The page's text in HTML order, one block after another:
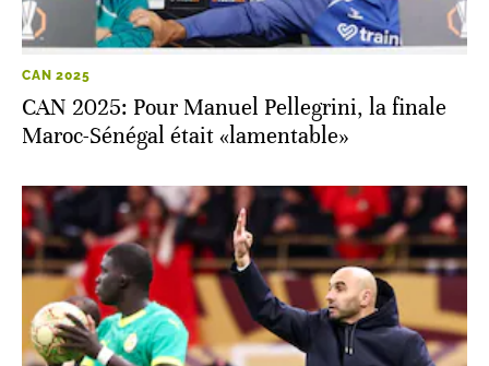
CAN 2025
CAN 2025: Pour Manuel Pellegrini, la finale
Maroc-Sénégal était «lamentable»